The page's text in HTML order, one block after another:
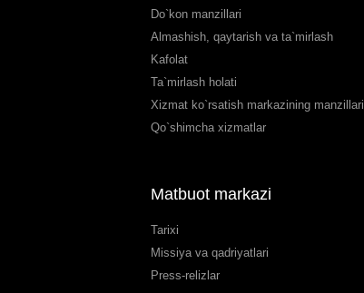
Do`kon manzillari
Almashish, qaytarish va ta`mirlash
Kafolat
Ta`mirlash holati
Xizmat ko`rsatish markazining manzillari
Qo`shimcha xizmatlar
Matbuot markazi
Tarixi
Missiya va qadriyatlari
Press-relizlar